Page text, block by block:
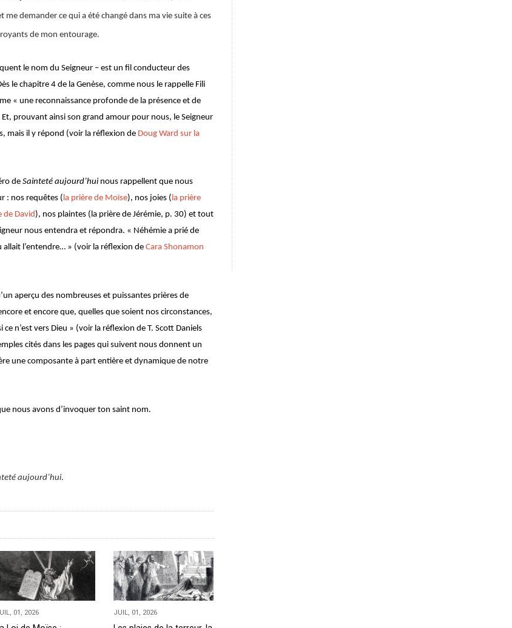
me demander ce qui a été changé dans ma vie suite à ces
de mon entourage.
le nom du Seigneur – est un fil conducteur des
le chapitre 4 de la Genèse, comme nous le rappelle Fili
« une reconnaissance profonde de la présence et de
Et, prouvant ainsi son grand amour pour nous, le Seigneur
mais il y répond (voir la réflexion de Doug Ward sur la
de Sainteté aujourd’hui nous rappellent que nous
: nos requêtes (la prière de Moïse), nos joies (la prière
de David), nos plaintes (la prière de Jérémie, p. 30) et tout
nous entendra et répondra. « Néhémie a prié de
allait l’entendre… » (voir la réflexion de Cara Shonamon
aperçu des nombreuses et puissantes prières de
et encore que, quelles que soient nos circonstances,
n’est vers Dieu » (voir la réflexion de T. Scott Daniels
cités dans les pages qui suivent nous donnent un
une composante à part entière et dynamique de notre
nous avons d’invoquer ton saint nom.
aujourd’hui.
01, 2026 JUIL, 01, 2026